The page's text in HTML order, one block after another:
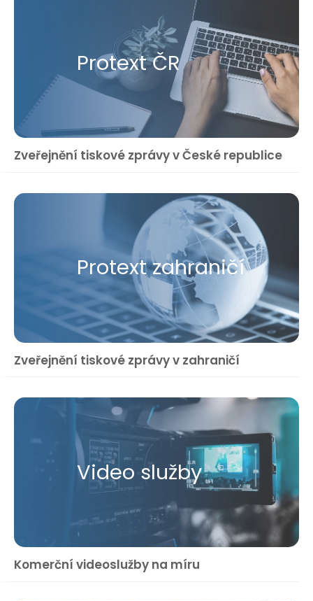
Protext ČR
Zveřejnění tiskové zprávy v České republice
Protext zahraničí
Zveřejnění tiskové zprávy v zahraničí
Video služby
Komerční videoslužby na míru